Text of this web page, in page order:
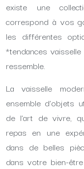
existe une
correspond à vos
les différentes
*tendances
ressemble.
La vaisselle
ensemble d’objets
de l’art de vivre,
repas en une
dans de belles
dans votre bien-